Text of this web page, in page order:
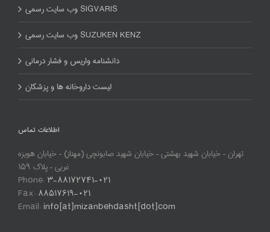
وب سایت رسمی SIGVARIS
وب سایت رسمی SUZUKEN KENZ
دانشنامه واریس و فشار درمانی
لیست داروخانه ها و پزشکان
اطلاعات تماس
تهران – خیابان شهید بهشتی – خیابان شهید صابونچی (مهناز) – خیابان هویزه
غربی – پلاک ۱۵۹
Phone:۳-۸۸۱۷۲۷۴۱-۰۲۱
Fax:۸۸۵۱۷۶۱۹-۰۲۱
Email:info[at]mizanbehdasht[dot]com